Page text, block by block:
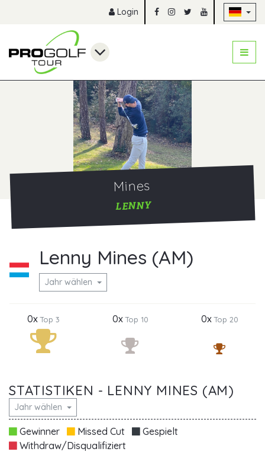
Login
Mines
LENNY
Lenny Mines (AM)
Jahr wählen
0xTop 3 0xTop 10 0xTop 20
STATISTIKEN - LENNY MINES (AM)
Jahr wählen
Gewinner Missed Cut
Gespielt
Withdraw/Disqualifiziert